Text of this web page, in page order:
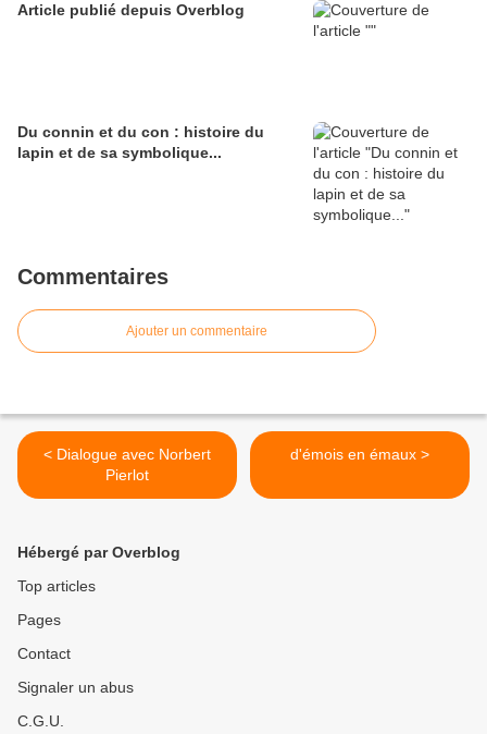
Article publié depuis Overblog
Du connin et du con : histoire du
lapin et de sa symbolique...
Commentaires
Ajouter un commentaire
< Dialogue avec Norbert
Pierlot
d'émois en émaux >
Hébergé par Overblog
Top articles
Pages
Contact
Signaler un abus
C.G.U.